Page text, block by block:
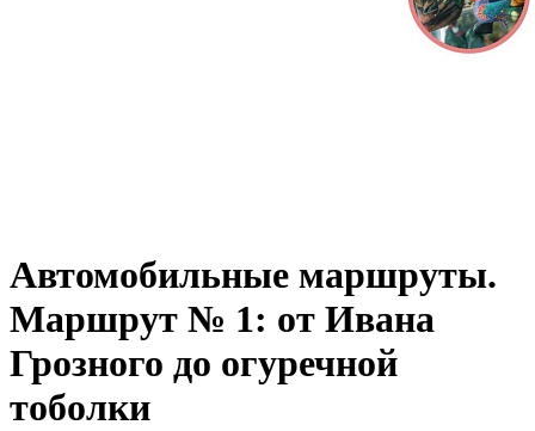
Автомобильные маршруты.
Маршрут № 1: от Ивана
Грозного до огуречной
тоболки